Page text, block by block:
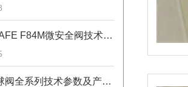
美国FLOWSAFE F84M微安全阀技术参数
意大利adler球阀全系列技术参数及产品应用